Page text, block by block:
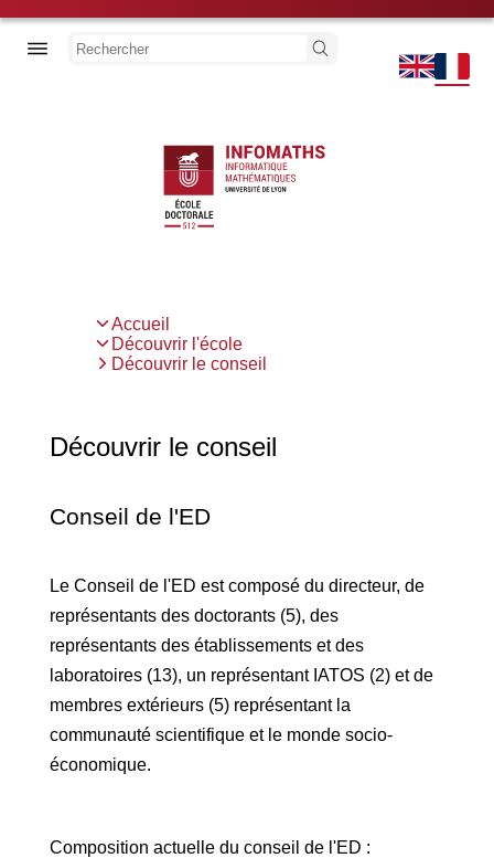
Aller
contenu
Découvrir l'école
Rechercher
d'Ariane
Accueil
Découvrir l'école
Découvrir le conseil
Découvrir le conseil
Conseil de l'ED
Le Conseil de l'ED est composé du directeur, de
représentants des doctorants (5), des
représentants des établissements et des
laboratoires (13), un représentant IATOS (2) et de
membres extérieurs (5) représentant la
communauté scientifique et le monde socio-
économique.
Composition actuelle du conseil de l'ED :